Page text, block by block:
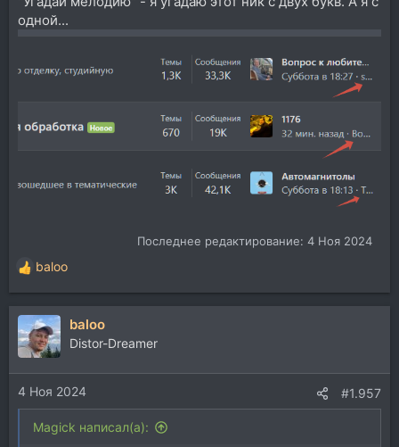
одной...
Последнее редактирование: 4 Ноя 2024
Р
е
а
к
ц
и
и
:
baloo
baloo
Distor-Dreamer
4 Ноя 2024 #1.957
Magick написал(а):